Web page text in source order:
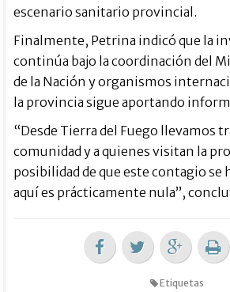
escenario sanitario provincial.
Finalmente, Petrina indicó que la
continúa bajo la coordinación del
de la Nación y organismos
la provincia sigue aportando
“Desde Tierra del Fuego llevamos
comunidad y a quienes visitan la
posibilidad de que este contagio se
aquí es prácticamente nula”,
Etiquetas